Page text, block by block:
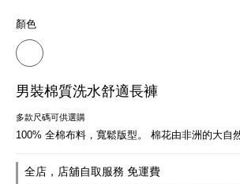
顏色
男裝棉質洗水舒適長褲
多款尺碼可供選購
100% 全棉布料，寬鬆版型。 棉花由非洲的大自
全店，店舖自取服務 免運費